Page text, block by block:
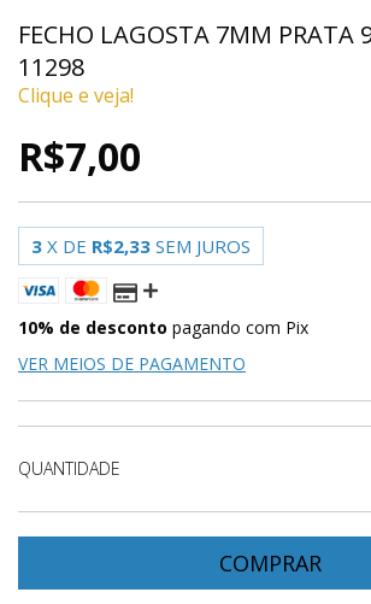
FECHO LAGOSTA 7MM PRATA
11298
Clique e veja!
R$7,00
3 X DE R$2,33 SEM JUROS
10% de desconto pagando com Pix
VER MEIOS DE PAGAMENTO
QUANTIDADE